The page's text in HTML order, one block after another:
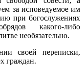
за исповедуемое им
при богослужениях
какого-либо
необязательно.
своей переписки,
граждан.